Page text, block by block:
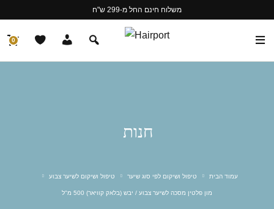
משלוח חינם החל מ-299 ש"ח
0
חנות
עמוד הבית טיפול ושיקום לפי סוג שיער טיפול ושיקום לשיער צבוע
מון פלטין מסכה לשיער צבוע / יבש (בלאק קוויאר) 500 מ"ל